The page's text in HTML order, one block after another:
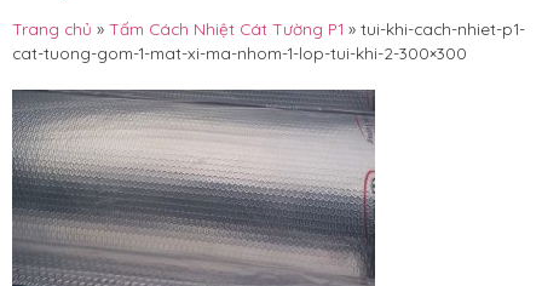
Trang chủ » Tấm Cách Nhiệt Cát Tường P1 » tui-khi-cach-nhiet-p1-
cat-tuong-gom-1-mat-xi-ma-nhom-1-lop-tui-khi-2-300×300